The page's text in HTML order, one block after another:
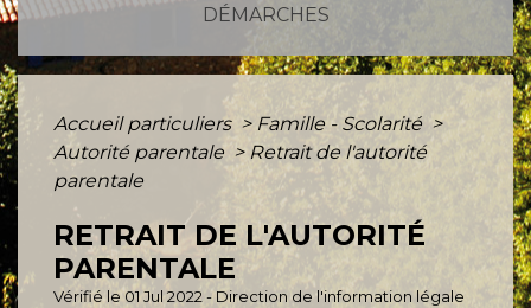
DÉMARCHES
Accueil particuliers > Famille - Scolarité >
Autorité parentale > Retrait de l'autorité
parentale
RETRAIT DE L'AUTORITÉ
PARENTALE
Vérifié le 01 Jul 2022 - Direction de l'information légale